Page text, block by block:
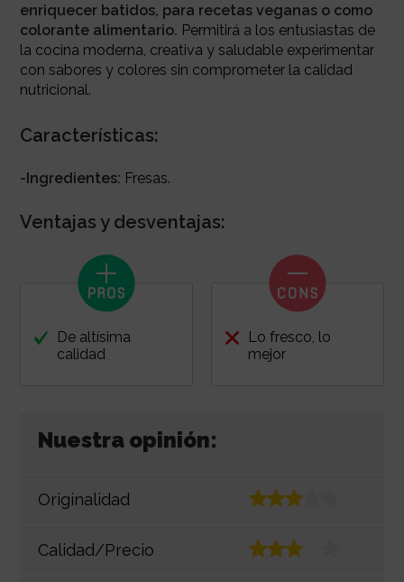
enriquecer batidos, para recetas veganas o como
colorante alimentario. Permitirá a los entusiastas de
la cocina moderna, creativa y saludable experimentar
con sabores y colores sin comprometer la calidad
nutricional.
Características:
-Ingredientes: Fresas.
Ventajas y desventajas:
De altísima
calidad
Lo fresco, lo
mejor
Nuestra opinión:
Originalidad
Calidad/Precio